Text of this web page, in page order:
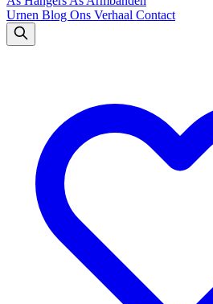
Urnen Blog Ons Verhaal Contact